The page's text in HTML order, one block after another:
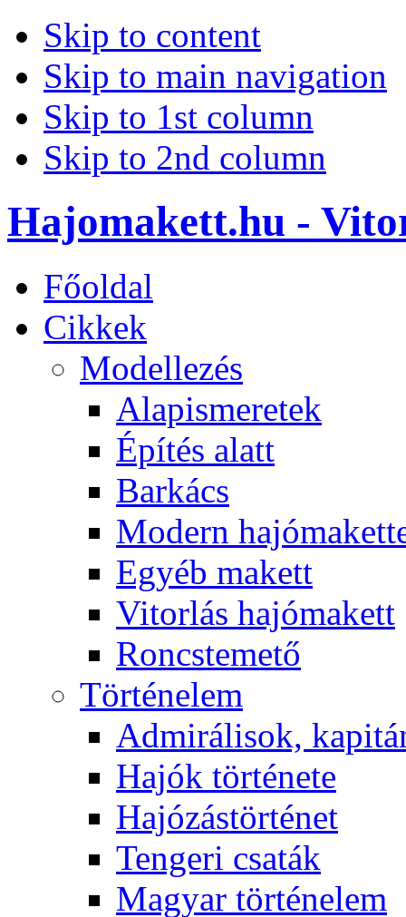
Skip to content
Skip to main navigation
Skip to 1st column
Skip to 2nd column
Hajomakett.hu -
Főoldal
Cikkek
Modellezés
Alapismeretek
Építés alatt
Barkács
Modern
Egyéb makett
Vitorlás hajómakett
Roncstemető
Történelem
Admirálisok,
Hajók története
Hajózástörténet
Tengeri csaták
Magyar történelem